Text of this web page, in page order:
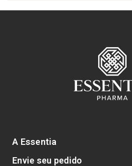
A Essentia
Envie seu pedido